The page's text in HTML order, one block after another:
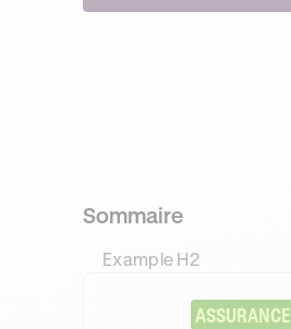
Sommaire
Example H2
ASSURANCE